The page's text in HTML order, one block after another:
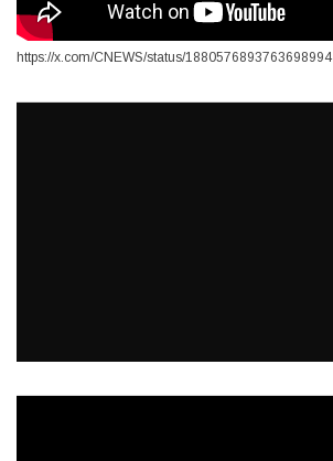
https://x.com/CNEWS/status/1880576893763698994